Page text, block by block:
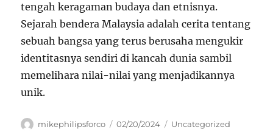
tengah keragaman budaya dan etnisnya.
Sejarah bendera Malaysia adalah cerita tentang
sebuah bangsa yang terus berusaha mengukir
identitasnya sendiri di kancah dunia sambil
memelihara nilai-nilai yang menjadikannya
unik.
Author
mikephilipsforco
Posted
02/20/2024 Categories
Uncategorized